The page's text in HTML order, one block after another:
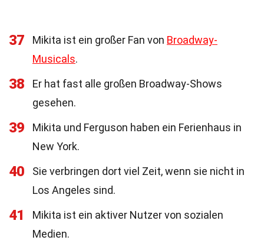
37 Mikita ist ein großer Fan von Broadway-
Musicals.
38
Er hat fast alle großen Broadway-Shows
gesehen.
39
Mikita und Ferguson haben ein Ferienhaus in
New York.
40
Sie verbringen dort viel Zeit, wenn sie nicht in
Los Angeles sind.
41
Mikita ist ein aktiver Nutzer von sozialen
Medien.